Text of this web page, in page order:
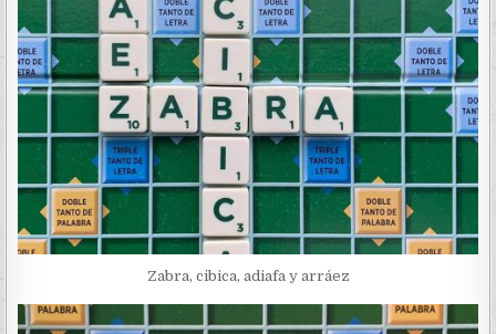
Zabra, cibica, adiafa y arráez